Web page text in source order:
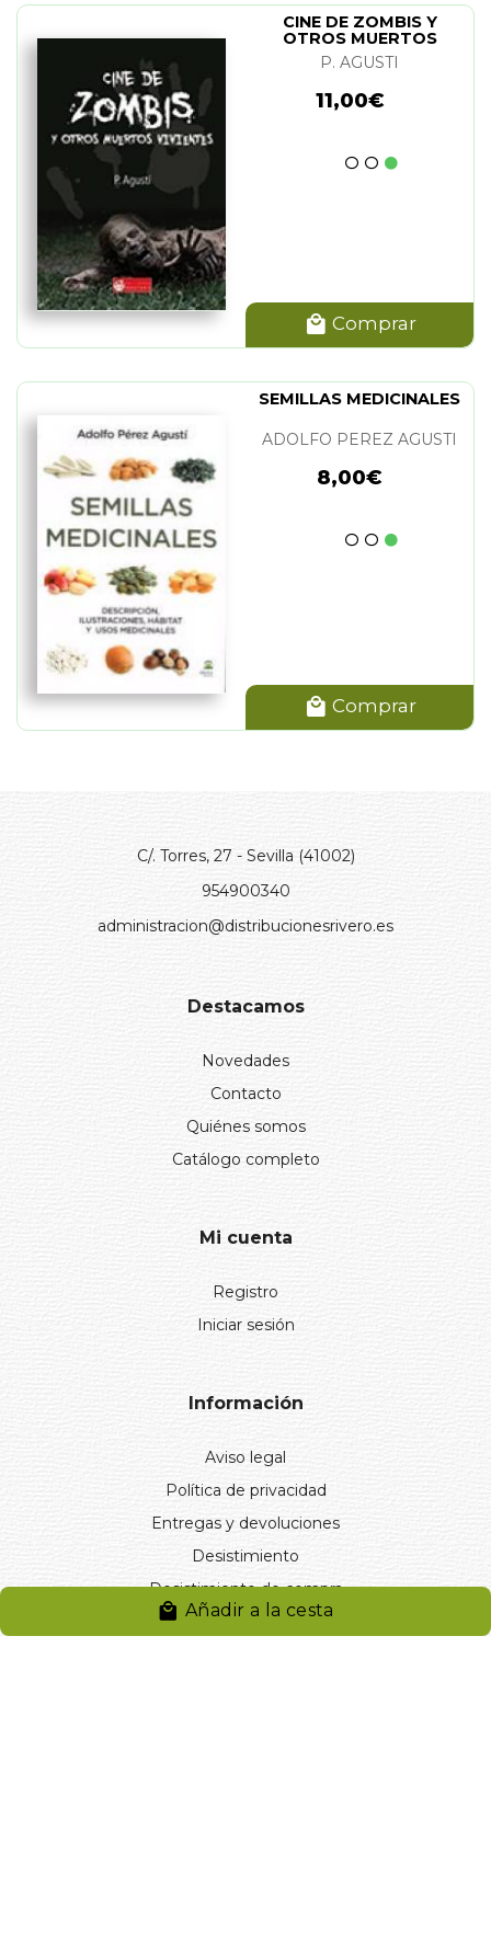
Añadir a la cesta
CINE DE ZOMBIS Y
OTROS MUERTOS
VIVIENTES
P. AGUSTI
11,00€
Comprar
SEMILLAS MEDICINALES
ADOLFO PEREZ AGUSTI
8,00€
Comprar
C/. Torres, 27 - Sevilla (41002)
954900340
administracion@distribucionesrivero.es
Destacamos
Novedades
Contacto
Quiénes somos
Catálogo completo
Mi cuenta
Registro
Iniciar sesión
Información
Aviso legal
Política de privacidad
Entregas y devoluciones
Desistimiento
Desistimiento de compra
Reclamaciones